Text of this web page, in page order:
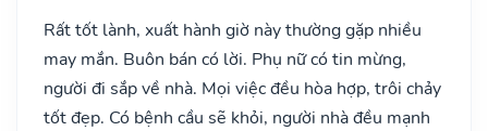
Rất tốt lành, xuất hành giờ này thường gặp nhiều
may mắn. Buôn bán có lời. Phụ nữ có tin mừng,
người đi sắp về nhà. Mọi việc đều hòa hợp, trôi chảy
tốt đẹp. Có bệnh cầu sẽ khỏi, người nhà đều mạnh